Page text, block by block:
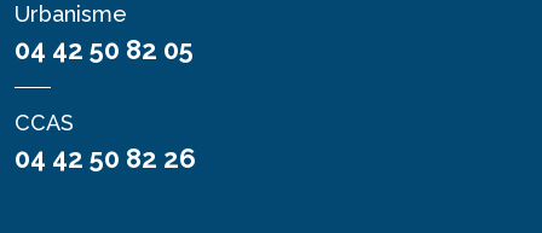
Urbanisme
04 42 50 82 05
CCAS
04 42 50 82 26